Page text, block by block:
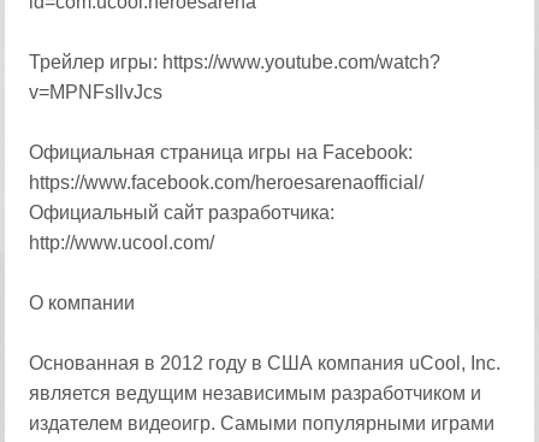
Трейлер игры: https://www.youtube.com/watch?
v=MPNFsIlvJcs
Официальная страница игры на Facebook:
https://www.facebook.com/heroesarenaofficial/
Официальный сайт разработчика:
http://www.ucool.com/
О компании
Основанная в 2012 году в США компания uCool, Inc.
является ведущим независимым разработчиком и
издателем видеоигр. Самыми популярными играми